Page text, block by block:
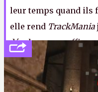
leur temps quand ils
elle rend TrackMania
développeurs
parfaitement sur la
officiel de Valve